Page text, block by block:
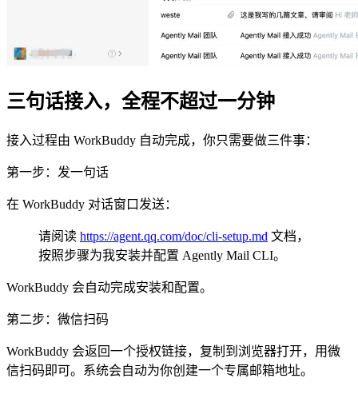
三句话接入，全程不超过一分钟
接入过程由 WorkBuddy 自动完成，你只需要做三件事：
第一步：发一句话
在 WorkBuddy 对话窗口发送：
请阅读 https://agent.qq.com/doc/cli-setup.md 文档，
按照步骤为我安装并配置 Agently Mail CLI。
WorkBuddy 会自动完成安装和配置。
第二步：微信扫码
WorkBuddy 会返回一个授权链接，复制到浏览器打开，用微
信扫码即可。系统会自动为你创建一个专属邮箱地址。